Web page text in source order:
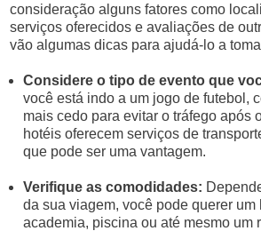
consideração alguns fatores como
serviços oferecidos e avaliações de
vão algumas dicas para ajudá-lo a
Considere o tipo de evento que
você está indo a um jogo de futebol,
mais cedo para evitar o tráfego após
hotéis oferecem serviços de
que pode ser uma vantagem.
Verifique as comodidades:
da sua viagem, você pode querer um
academia, piscina ou até mesmo um